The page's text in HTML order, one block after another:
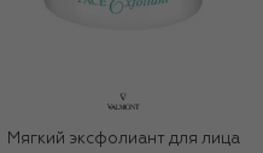
Мягкий эксфолиант для лица